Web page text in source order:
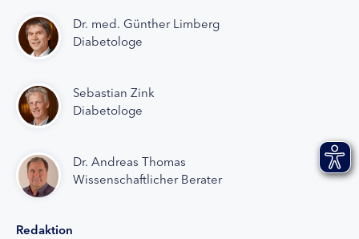
Dr. med. Günther Limberg
Diabetologe
Sebastian Zink
Diabetologe
Dr. Andreas Thomas
Wissenschaftlicher Berater
Redaktion